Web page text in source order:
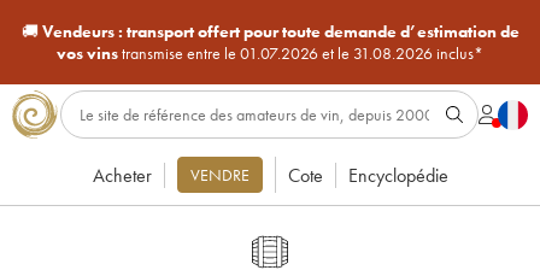
🚚Vendeurs : transport offert pour toute demande d’estimation de
vos vinstransmise entre le 01.07.2026 et le 31.08.2026 inclus*
Acheter VENDRE Cote Encyclopédie